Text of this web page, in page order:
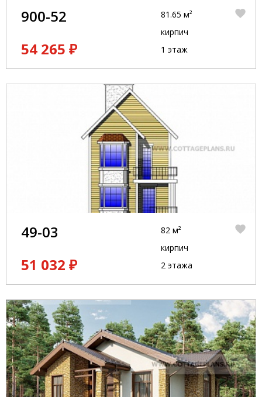
900-52
54 265 ₽
81.65 м²
кирпич
1 этаж
49-03
51 032 ₽
82 м²
кирпич
2 этажа